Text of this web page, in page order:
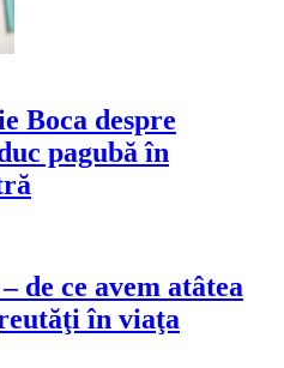
Boca despre
pagubă în
de ce avem atâtea
în viaţa